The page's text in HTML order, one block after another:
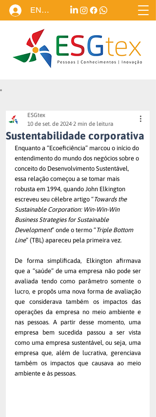
ENTRAR
Sustentabilidade corporativa
ESGtex
10 de set. de 2024 2 min de leitura
Enquanto a “Ecoeficiência” marcou o início do
entendimento do mundo dos negócios sobre o
conceito do Desenvolvimento Sustentável,
essa relação começou a se tomar mais
robusta em 1994, quando John Elkington
escreveu seu célebre artigo “Towards the
Sustainable Corporation: Win-Win-Win
Business Strategies for Sustainable
Development” onde o termo “Triple Bottom
Line” (TBL) apareceu pela primeira vez.
De forma simplificada, Elkington afirmava
que a “saúde” de uma empresa não pode ser
avaliada tendo como parâmetro somente o
lucro, e propôs uma nova forma de avaliação
que considerava também os impactos das
operações da empresa no meio ambiente e
nas pessoas. A partir desse momento, uma
empresa bem sucedida passou a ser vista
como uma empresa sustentável, ou seja, uma
empresa que, além de lucrativa, gerenciava
também os impactos que causava ao meio
ambiente e às pessoas.